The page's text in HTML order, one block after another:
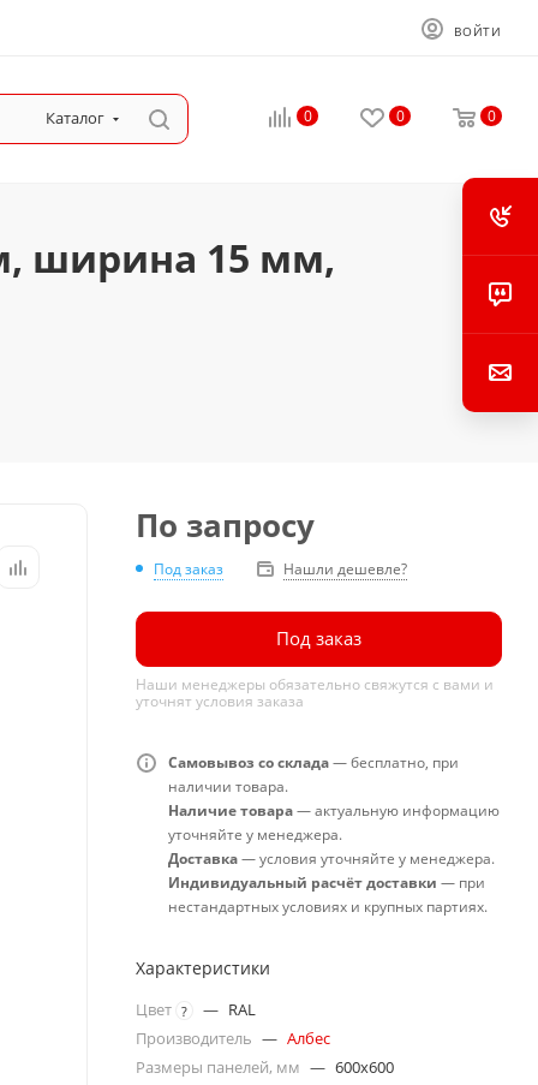
ВОЙТИ
Каталог 0 0 0
ширина 15 мм,
По запросу
Под заказ Нашли дешевле?
Под заказ
Наши менеджеры обязательно свяжутся с вами и
уточнят условия заказа
Самовывоз со склада— бесплатно, при
наличии товара.
Наличие товара— актуальную информацию
уточняйте у менеджера.
Доставка— условия уточняйте у менеджера.
Индивидуальный расчёт доставки — при
нестандартных условиях и крупных партиях.
Характеристики
Цвет ? — RAL
Производитель — Албес
Размеры панелей, мм — 600x600